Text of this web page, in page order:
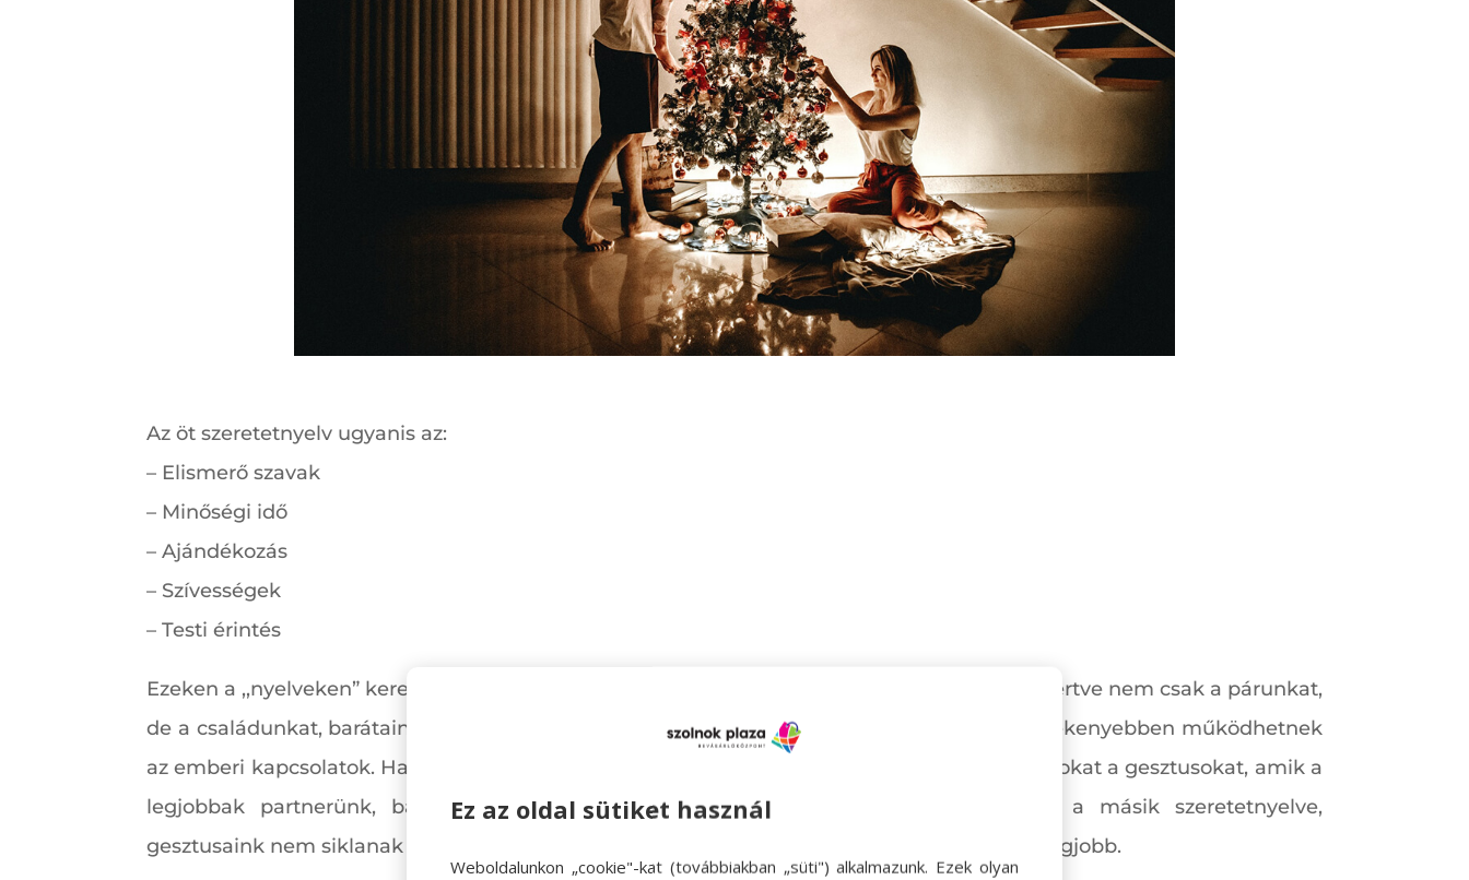
Az öt szeretetnyelv ugyanis az:
– Elismerő szavak
– Minőségi idő
– Ajándékozás
– Szívességek
– Testi érintés
Ezeken a ,,nyelveken” keresztül kommunikáljuk tehát szeretteink felé az érzelmeinket – ide értve nem csak a párunkat,
de a családunkat, barátainkat is. Rendkívül hatékony eszközök, melyek segítségével gördülékenyebben működhetnek
az emberi kapcsolatok. Ha tudjuk, hogy mi a másik ember szeretetnyelve, kiválaszthatjuk azokat a gesztusokat, amik a
legjobbak partnerünk, barátunk, szüleink vagy gyermekünk számára. Ha tudjuk, mi a másik szeretetnyelve,
gesztusaink nem siklanak félre, éppen úgy fejezhetjük ki szeretetünk, ahogy a másiknak a legjobb.
Ez az oldal sütiket használ
Weboldalunkon „cookie"-kat (továbbiakban „süti") alkalmazunk. Ezek olyan